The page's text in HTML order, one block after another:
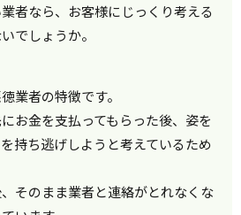
者なら、お客様にじっくり考える
でしょうか。
業者の特徴です。
お金を支払ってもらった後、姿を
持ち逃げしようと考えているため
そのまま業者と連絡がとれなくな